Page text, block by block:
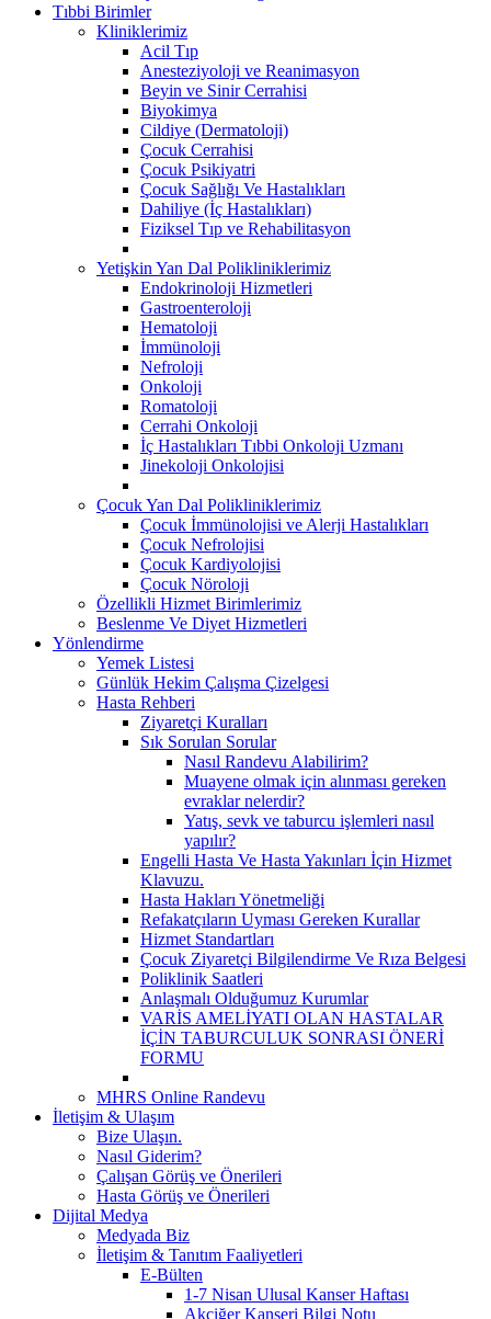
Tıbbi Birimler
Kliniklerimiz
Acil Tıp
Anesteziyoloji ve Reanimasyon
Beyin ve Sinir Cerrahisi
Biyokimya
Cildiye (Dermatoloji)
Çocuk Cerrahisi
Çocuk Psikiyatri
Çocuk Sağlığı Ve Hastalıkları
Dahiliye (İç Hastalıkları)
Fiziksel Tıp ve Rehabilitasyon
Yetişkin Yan Dal Polikliniklerimiz
Endokrinoloji Hizmetleri
Gastroenteroloji
Hematoloji
İmmünoloji
Nefroloji
Onkoloji
Romatoloji
Cerrahi Onkoloji
İç Hastalıkları Tıbbi Onkoloji Uzmanı
Jinekoloji Onkolojisi
Çocuk Yan Dal Polikliniklerimiz
Çocuk İmmünolojisi ve Alerji Hastalıkları
Çocuk Nefrolojisi
Çocuk Kardiyolojisi
Çocuk Nöroloji
Özellikli Hizmet Birimlerimiz
Beslenme Ve Diyet Hizmetleri
Yönlendirme
Yemek Listesi
Günlük Hekim Çalışma Çizelgesi
Hasta Rehberi
Ziyaretçi Kuralları
Sık Sorulan Sorular
Nasıl Randevu Alabilirim?
Muayene olmak için alınması gereken
evraklar nelerdir?
Yatış, sevk ve taburcu işlemleri nasıl
yapılır?
Engelli Hasta Ve Hasta Yakınları İçin Hizmet
Klavuzu.
Hasta Hakları Yönetmeliği
Refakatçıların Uyması Gereken Kurallar
Hizmet Standartları
Çocuk Ziyaretçi Bilgilendirme Ve Rıza Belgesi
Poliklinik Saatleri
Anlaşmalı Olduğumuz Kurumlar
VARİS AMELİYATI OLAN HASTALAR
İÇİN TABURCULUK SONRASI ÖNERİ
FORMU
MHRS Online Randevu
İletişim & Ulaşım
Bize Ulaşın.
Nasıl Giderim?
Çalışan Görüş ve Önerileri
Hasta Görüş ve Önerileri
Dijital Medya
Medyada Biz
İletişim & Tanıtım Faaliyetleri
E-Bülten
1-7 Nisan Ulusal Kanser Haftası
Akciğer Kanseri Bilgi Notu